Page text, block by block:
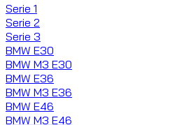
Serie 1
Serie 2
Serie 3
BMW E30
BMW M3 E30
BMW E36
BMW M3 E36
BMW E46
BMW M3 E46